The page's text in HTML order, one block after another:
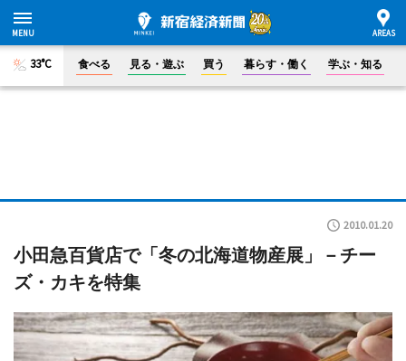
33°C 食べる 見る・遊ぶ 買う 暮らす・働く 学ぶ・知る
2010.01.20
小田急百貨店で「冬の北海道物産展」－チー
ズ・カキを特集